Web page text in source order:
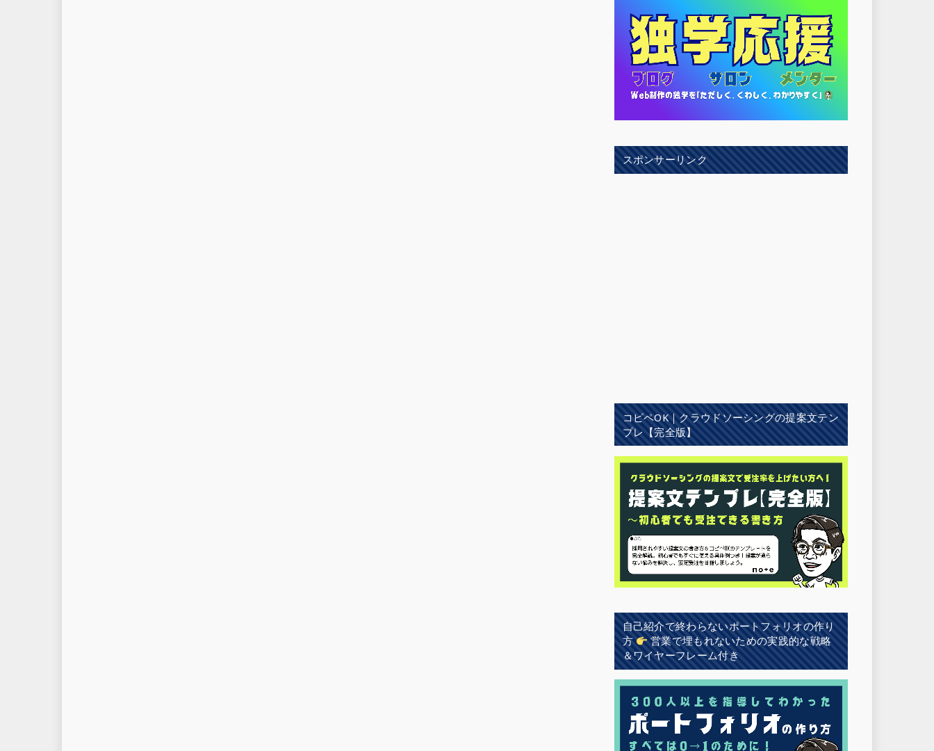
スポンサーリンク
コピペOK｜クラウドソーシングの提案文テン
プレ【完全版】
自己紹介で終わらないポートフォリオの作り
方
営業で埋もれないための実践的な戦略
＆ワイヤーフレーム付き